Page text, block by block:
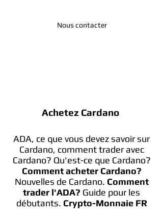
Nous contacter
Achetez Cardano
ADA, ce que vous devez savoir sur
Cardano, comment trader avec
Cardano? Qu'est-ce que Cardano?
Comment acheter Cardano?
Nouvelles de Cardano. Comment
trader l'ADA? Guide pour les
débutants. Crypto-Monnaie FR